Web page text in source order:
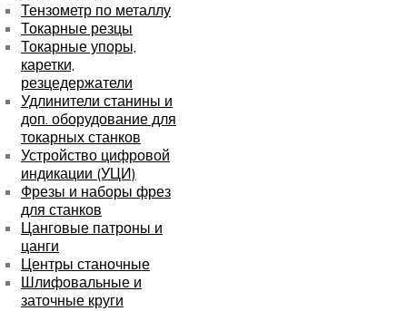
Тензометр по металлу
Токарные резцы
Токарные упоры,
каретки,
резцедержатели
Удлинители станины и
доп. оборудование для
токарных станков
Устройство цифровой
индикации (УЦИ)
Фрезы и наборы фрез
для станков
Цанговые патроны и
цанги
Центры станочные
Шлифовальные и
заточные круги